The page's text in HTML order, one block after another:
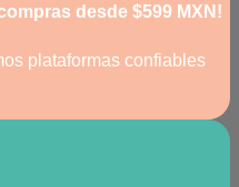
desde $599 MXN!
plataformas confiables